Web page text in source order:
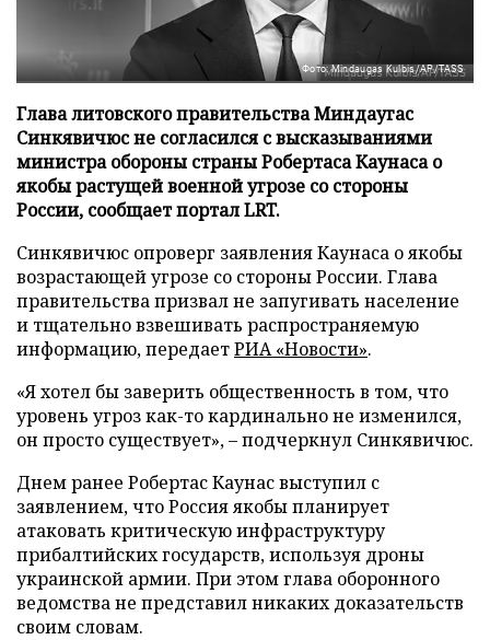
Фото: Mindaugas Kulbis/AP/TASS
Глава литовского правительства Миндаугас
Синкявичюс не согласился с высказываниями
министра обороны страны Робертаса Каунаса о
якобы растущей военной угрозе со стороны
России, сообщает портал LRT.
Синкявичюс опроверг заявления Каунаса о якобы
возрастающей угрозе со стороны России. Глава
правительства призвал не запугивать население
и тщательно взвешивать распространяемую
информацию, передаетРИА «Новости».
«Я хотел бы заверить общественность в том, что
уровень угроз как-то кардинально не изменился,
он просто существует», – подчеркнул Синкявичюс.
Днем ранее Робертас Каунас выступил с
заявлением, что Россия якобы планирует
атаковать критическую инфраструктуру
прибалтийских государств, используя дроны
украинской армии. При этом глава оборонного
ведомства не представил никаких доказательств
своим словам.